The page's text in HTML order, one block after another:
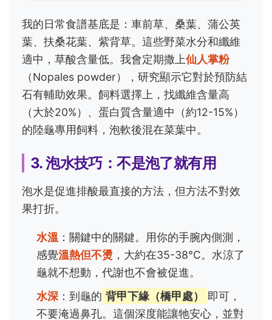
我的日常食譜基底是：車前草、桑葉、蒲公英
葉、扶桑花葉、紫背草。這些野菜水分和纖維
適中，草酸含量低。我會定期撒上仙人掌粉
（Nopales powder），研究顯示它對於預防結
石有輔助效果。飼料選擇上，找纖維含量高
（大於20%）、蛋白質含量適中（約12-15%）
的陸龜專用飼料，泡軟後混在菜葉中。
3. 泡水技巧：不是泡了就有用
泡水是促進排酸最直接的方法，但方法不對效
果打折。
水溫 ：關鍵中的關鍵。用你的手腕內側測，
感覺溫熱但不燙 ，大約在35-38°C。水涼了
龜就不想動，代謝也不會被促進。
水深 ：到龜的 背甲下緣（橋甲處）
即可，
不要淹過鼻孔。這個深度能讓牠安心，並對